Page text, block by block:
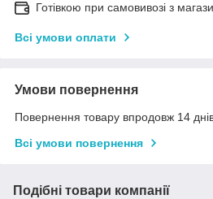
Готівкою при самовивозі з
Всі умови оплати
Умови повернення
Повернення товару впродовж 14
Всі умови повернення
Подібні товари компанії